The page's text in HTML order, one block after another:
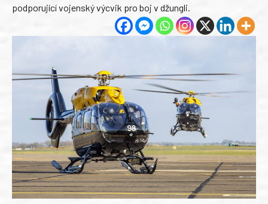
podporující vojenský výcvik pro boj v džungli.